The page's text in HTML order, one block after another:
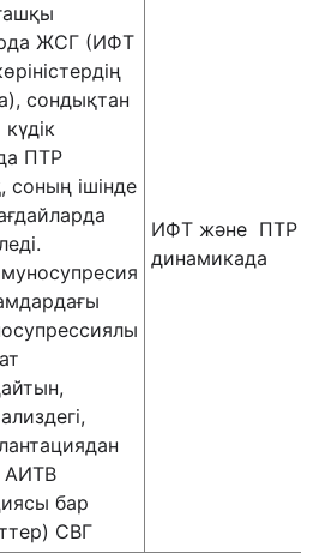
ЖСГ (ИФТ
сондықтан
ПТР
соның ішінде
АИТВ
бар
СВГ
ИФТ және ПТР
динамикада